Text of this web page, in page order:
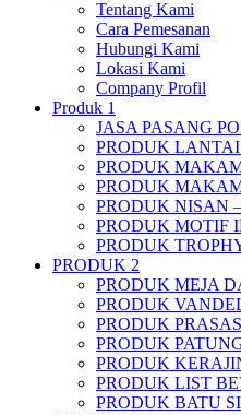
Tentang Kami
Cara Pemesanan
Hubungi Kami
Lokasi Kami
Company Profil
Produk 1
JASA PASANG
PRODUK
PRODUK
PRODUK
PRODUK NISAN
PRODUK MOTIF
PRODUK
PRODUK 2
PRODUK MEJA
PRODUK
PRODUK
PRODUK
PRODUK
PRODUK LIST
PRODUK BATU